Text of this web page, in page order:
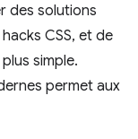
des solutions
CSS, et de
simple.
permet aux